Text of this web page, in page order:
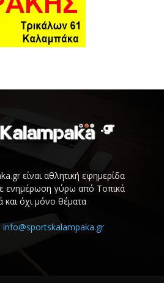
είναι αθλητική εφημερίδα
ενημέρωση γύρω από Τοπικά
και όχι μόνο θέματα
info@sportskalampaka.gr